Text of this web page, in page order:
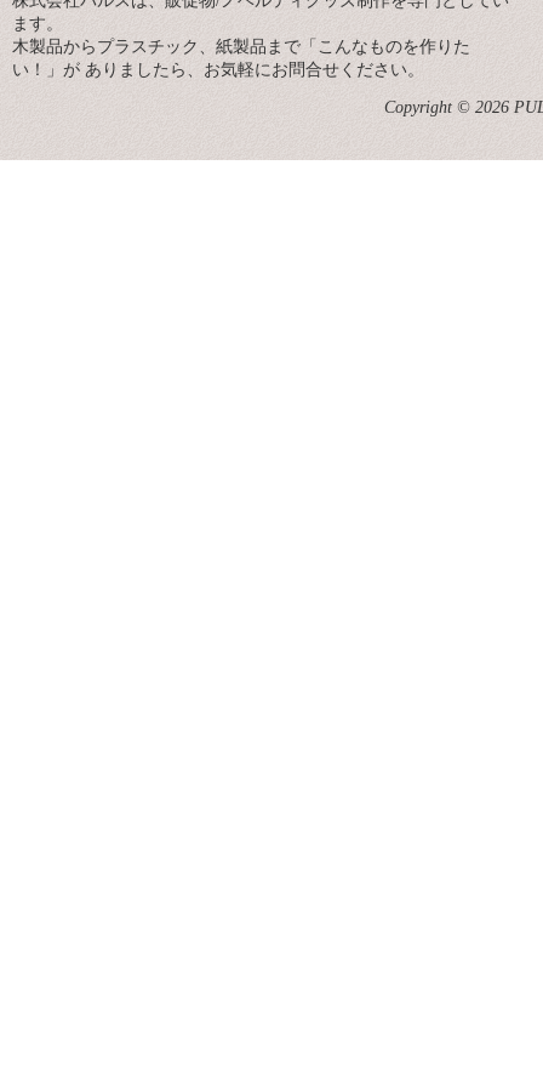
ます。
木製品からプラスチック、紙製品まで「こんなものを作りた
い！」が ありましたら、お気軽にお問合せください。
Copyright © 2026